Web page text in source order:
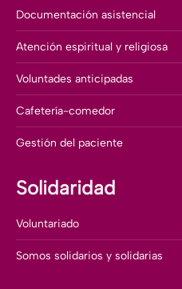
Documentación asistencial
Atención espiritual y religiosa
Voluntades anticipadas
Cafetería-comedor
Gestión del paciente
Solidaridad
Voluntariado
Somos solidarios y solidarias